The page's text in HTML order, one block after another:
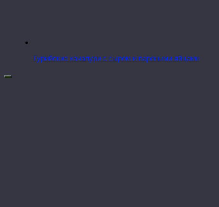
Гурийские хачапури с сыром и вареными яйцами